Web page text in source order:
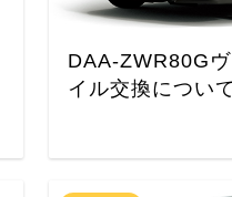
DAA-ZWR80G
イル交換につい